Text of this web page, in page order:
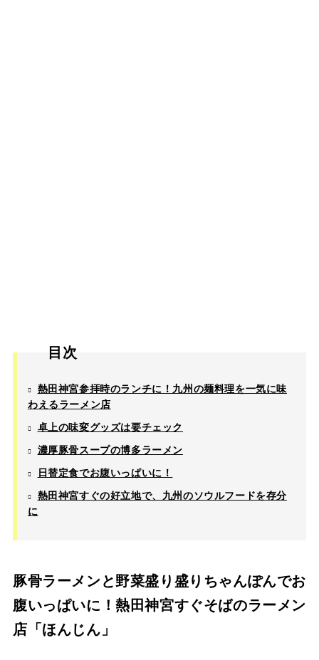
目次
熱田神宮参拝時のランチに！九州の麺料理を一気に味
わえるラーメン店
卓上の味変グッズは要チェック
濃厚豚骨スープの博多ラーメン
日替定食でお腹いっぱいに！
熱田神宮すぐの好立地で、九州のソウルフードを存分
に
豚骨ラーメンと野菜盛り盛りちゃんぽんでお
腹いっぱいに！熱田神宮すぐそばのラーメン
店「ほんじん」